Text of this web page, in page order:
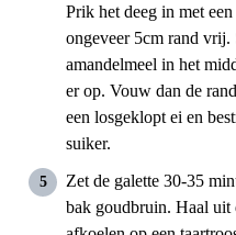
Prik het deeg in met
ongeveer 5cm rand vrij.
amandelmeel in het
er op. Vouw dan de
een losgeklopt ei en
suiker.
Zet de galette 30-35
bak goudbruin. Haal uit